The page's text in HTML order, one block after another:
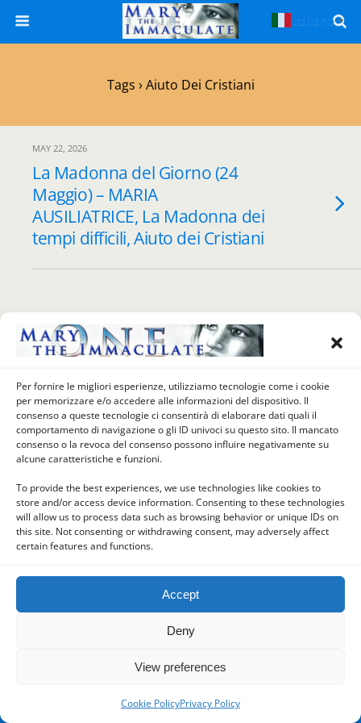
Per fornire le migliori esperienze, utilizziamo tecnologie come i cookie
per memorizzare e/o accedere alle informazioni del dispositivo. Il
consenso a queste tecnologie ci consentirà di elaborare dati quali il
comportamento di navigazione o gli ID univoci su questo sito. Il mancato
consenso o la revoca del consenso possono influire negativamente su
alcune caratteristiche e funzioni.
To provide the best experiences, we use technologies like cookies to
store and/or access device information. Consenting to these technologies
will allow us to process data such as browsing behavior or unique IDs on
this site. Not consenting or withdrawing consent, may adversely affect
certain features and functions.
Accept
Deny
View preferences
Cookie PolicyPrivacy Policy
Tags › Aiuto Dei Cristiani
MAY 22, 2026
La Madonna del Giorno (24
Maggio) – MARIA
AUSILIATRICE, La Madonna dei
tempi difficili, Aiuto dei Cristiani
Back to top
Mobile Desktop
Italiano ▼
Powered by
WPtouch Mobile Suite for WordPress